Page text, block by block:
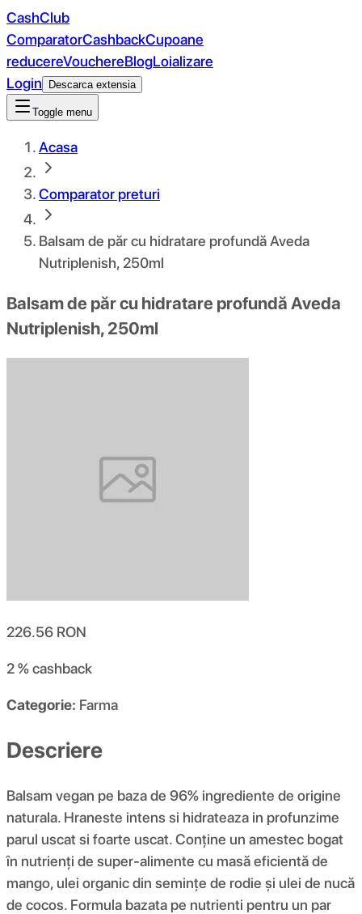
CashClub
ComparatorCashbackCupoane
reducereVouchereBlogLoializare
Login
Descarca extensia
Toggle menu
Acasa
Comparator preturi
Balsam de păr cu hidratare profundă Aveda
Nutriplenish, 250ml
Balsam de păr cu hidratare profundă Aveda
Nutriplenish, 250ml
226.56 RON
2 %cashback
Categorie: Farma
Descriere
Balsam vegan pe baza de 96% ingrediente de origine
naturala. Hraneste intens si hidrateaza in profunzime
parul uscat si foarte uscat. Conține un amestec bogat
în nutrienți de super-alimente cu masă eficientă de
mango, ulei organic din semințe de rodie și ulei de nucă
de cocos. Formula bazata pe nutrienti pentru un par